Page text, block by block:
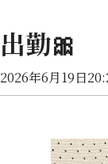
出勤🎀
2026年6月19日